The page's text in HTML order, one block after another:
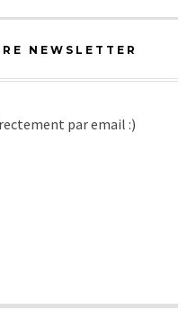
NEWSLETTER
par email :)